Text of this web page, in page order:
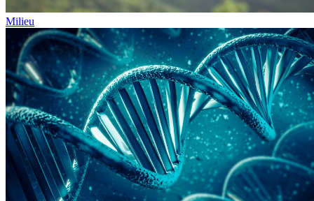
Milieu